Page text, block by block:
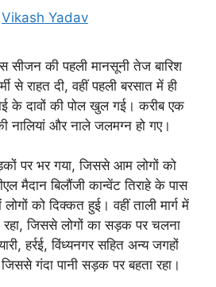
Vikash Yadav
सीजन की पहली मानसूनी तेज बारिश
से राहत दी, वहीं पहली बरसात में ही
के दावों की पोल खुल गई। करीब एक
नालियां और नाले जलमग्न हो गए।
पर भर गया, जिससे आम लोगों को
मैदान बिलौंजी कान्वेंट तिराहे के पास
को दिक्कत हुई। वहीं ताली मार्ग में
रहा, जिससे लोगों का सड़क पर चलना
हर्रई, विंध्यनगर सहित अन्य जगहों
जिससे गंदा पानी सड़क पर बहता रहा।